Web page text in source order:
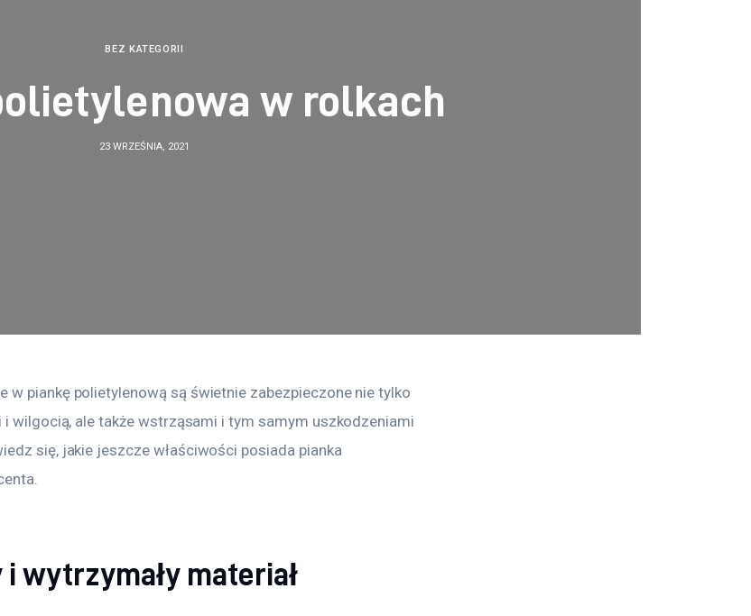
BEZ KATEGORII
w rolkach
23 WRZEŚNIA, 2021
w piankę polietylenową są świetnie zabezpieczone nie tylko
i wilgocią, ale także wstrząsami i tym samym uszkodzeniami
się, jakie jeszcze właściwości posiada pianka
wytrzymały materiał